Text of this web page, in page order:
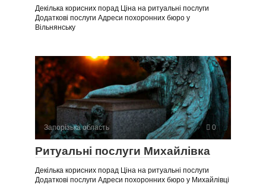
Декілька корисних порад Ціна на ритуальні послуги
Додаткові послуги Адреси похоронних бюро у
Вільнянську
Запорізька область 0
Ритуальні послуги Михайлівка
Декілька корисних порад Ціна на ритуальні послуги
Додаткові послуги Адреси похоронних бюро у Михайлівці